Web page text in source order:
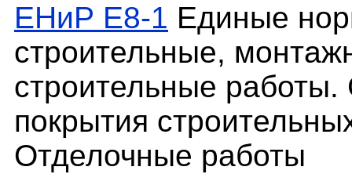
ЕНиР Е8-1 Единые
строительные,
строительные
покрытия
Отделочные работы